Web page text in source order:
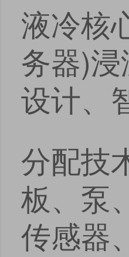
液冷核
务器)
设计、
分配技
板、泵
传感器